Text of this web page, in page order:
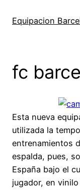
Equipacion
fc
Esta nueva
utilizada la
entrenamientos
espalda, pues,
España bajo el
jugador, en